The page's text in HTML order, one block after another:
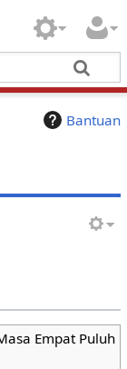
Bantuan
Empat Puluh